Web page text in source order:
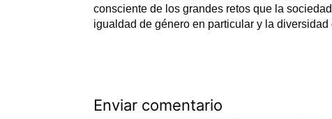
consciente de los grandes retos que la
igualdad de género en particular y la
Enviar comentario